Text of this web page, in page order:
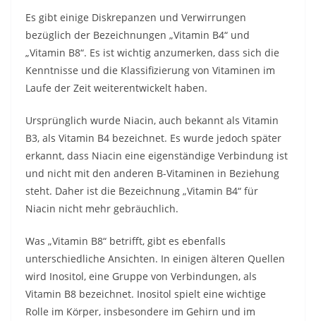
Es gibt einige Diskrepanzen und Verwirrungen
bezüglich der Bezeichnungen „Vitamin B4“ und
„Vitamin B8“. Es ist wichtig anzumerken, dass sich die
Kenntnisse und die Klassifizierung von Vitaminen im
Laufe der Zeit weiterentwickelt haben.
Ursprünglich wurde Niacin, auch bekannt als Vitamin
B3, als Vitamin B4 bezeichnet. Es wurde jedoch später
erkannt, dass Niacin eine eigenständige Verbindung ist
und nicht mit den anderen B-Vitaminen in Beziehung
steht. Daher ist die Bezeichnung „Vitamin B4“ für
Niacin nicht mehr gebräuchlich.
Was „Vitamin B8“ betrifft, gibt es ebenfalls
unterschiedliche Ansichten. In einigen älteren Quellen
wird Inositol, eine Gruppe von Verbindungen, als
Vitamin B8 bezeichnet. Inositol spielt eine wichtige
Rolle im Körper, insbesondere im Gehirn und im